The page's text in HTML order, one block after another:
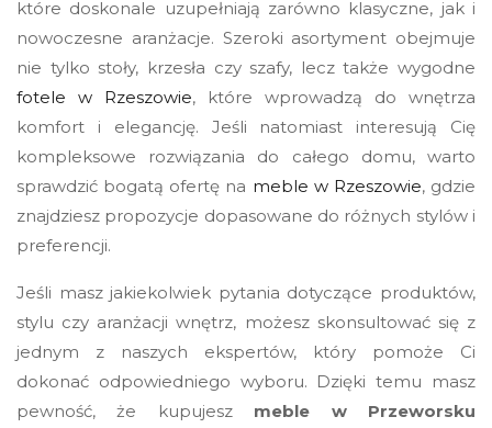
które doskonale uzupełniają zarówno klasyczne, jak i
nowoczesne aranżacje. Szeroki asortyment obejmuje
nie tylko stoły, krzesła czy szafy, lecz także wygodne
fotele w Rzeszowie, które wprowadzą do wnętrza
komfort i elegancję. Jeśli natomiast interesują Cię
kompleksowe rozwiązania do całego domu, warto
sprawdzić bogatą ofertę na meble w Rzeszowie, gdzie
znajdziesz propozycje dopasowane do różnych stylów i
preferencji.
Jeśli masz jakiekolwiek pytania dotyczące produktów,
stylu czy aranżacji wnętrz, możesz skonsultować się z
jednym z naszych ekspertów, który pomoże Ci
dokonać odpowiedniego wyboru. Dzięki temu masz
pewność, że kupujesz meble w Przeworsku